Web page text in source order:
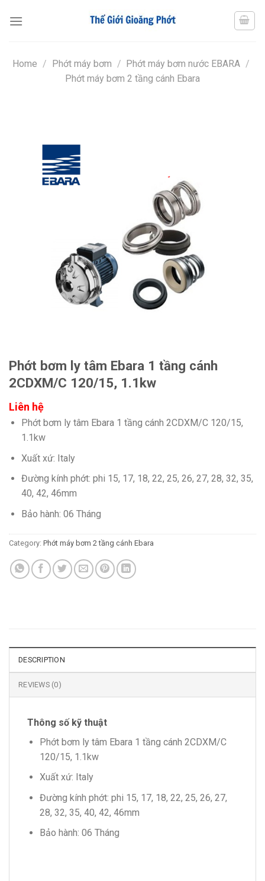
đến
Home / Phớt máy bơm / Phớt máy bơm nước EBARA /
Phớt máy bơm 2 tầng cánh Ebara
Phớt bơm ly tâm Ebara 1 tầng cánh
2CDXM/C 120/15, 1.1kw
Liên hệ
Phớt bơm ly tâm Ebara 1 tầng cánh 2CDXM/C 120/15,
1.1kw
Xuất xứ: Italy
Đường kính phớt: phi 15, 17, 18, 22, 25, 26, 27, 28, 32, 35,
40, 42, 46mm
Bảo hành: 06 Tháng
Category: Phớt máy bơm 2 tầng cánh Ebara
DESCRIPTION
REVIEWS (0)
Thông số kỹ thuật
Phớt bơm ly tâm Ebara 1 tầng cánh 2CDXM/C
120/15, 1.1kw
Xuất xứ: Italy
Đường kính phớt: phi 15, 17, 18, 22, 25, 26, 27,
28, 32, 35, 40, 42, 46mm
Bảo hành: 06 Tháng